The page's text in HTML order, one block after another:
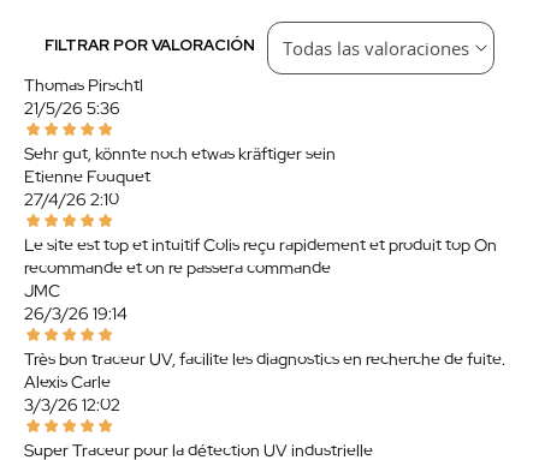
FILTRAR POR VALORACIÓN
Thomas Pirschtl
21/5/26 5:36
Sehr gut, könnte noch etwas kräftiger sein
Etienne Fouquet
27/4/26 2:10
Le site est top et intuitif Colis reçu rapidement et produit top On
recommande et on re passera commande
JMC
26/3/26 19:14
Très bon traceur UV, facilite les diagnostics en recherche de fuite.
Alexis Carle
3/3/26 12:02
Super Traceur pour la détection UV industrielle